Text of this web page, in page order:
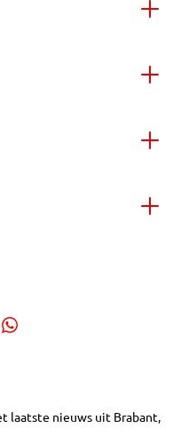
laatste nieuws uit Brabant,